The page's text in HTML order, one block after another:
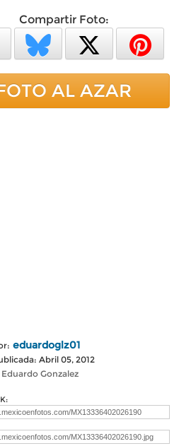
Compartir Foto:
AL AZAR
eduardoglz01
Abril 05, 2012
Gonzalez